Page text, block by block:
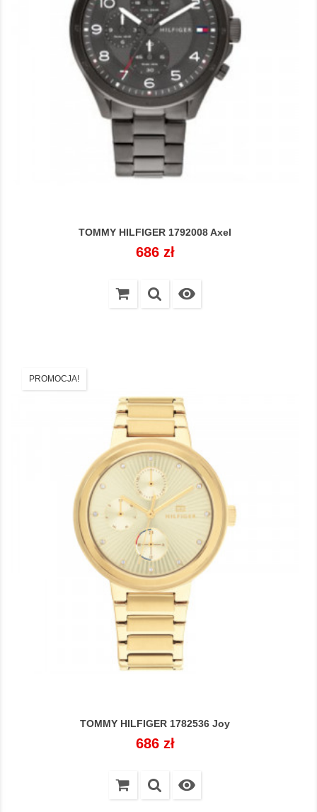
TOMMY HILFIGER 1792008 Axel
Cena
686 zł

PROMOCJA!
TOMMY HILFIGER 1782536 Joy
Cena
686 zł
